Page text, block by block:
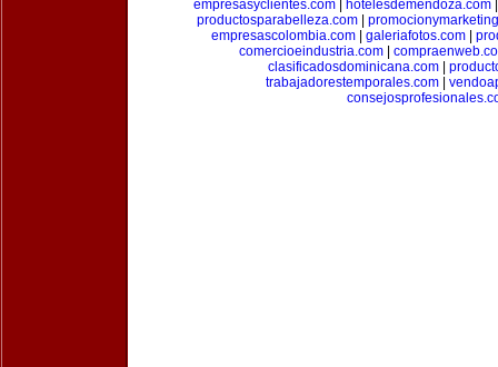
empresasyclientes.com
hotelesdemendoza.com
productosparabelleza.com
empresascolombia.com
galeriafotos.com
comercioeindustria.com|
clasificadosdominicana.com
trabajadorestemporales.com